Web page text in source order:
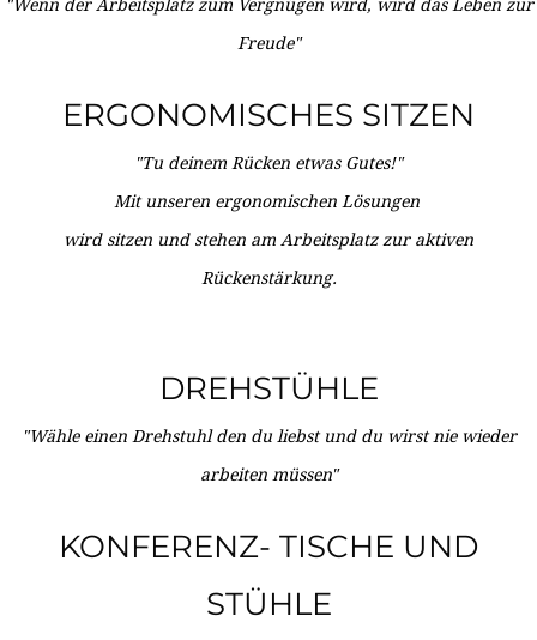
"Wenn der Arbeitsplatz zum Vergnügen wird, wird das Leben zur
Freude"
ERGONOMISCHES SITZEN
"Tu deinem Rücken etwas Gutes!"
Mit unseren ergonomischen Lösungen
wird sitzen und stehen am Arbeitsplatz zur aktiven
Rückenstärkung.
DREHSTÜHLE
"Wähle einen Drehstuhl den du liebst und du wirst nie wieder
arbeiten müssen"
KONFERENZ- TISCHE UND
STÜHLE